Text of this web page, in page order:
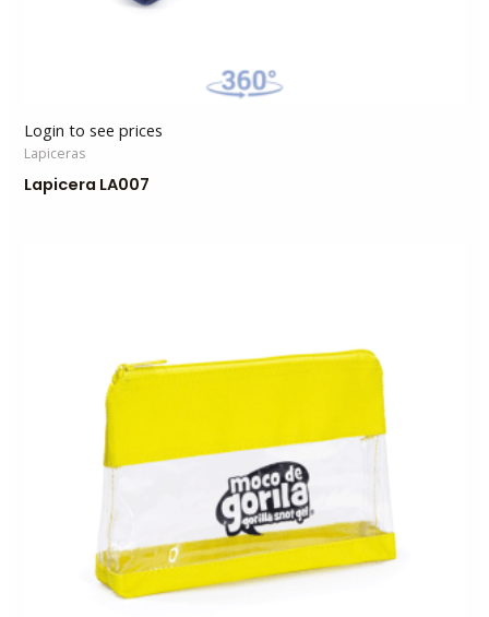
Login to see prices
Lapiceras
Lapicera LA007